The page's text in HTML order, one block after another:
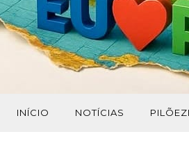
INÍCIO NOTÍCIAS